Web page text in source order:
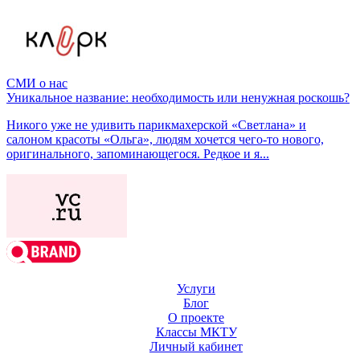
СМИ о нас
Уникальное название: необходимость или ненужная роскошь?
Никого уже не удивить парикмахерской «Светлана» и
салоном красоты «Ольга», людям хочется чего-то нового,
оригинального, запоминающегося. Редкое и я...
Услуги
Блог
О проекте
Классы МКТУ
Личный кабинет